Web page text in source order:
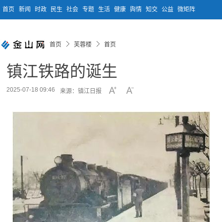
首页 新闻 时政 民生 社会 专题 生活 健康 舆情 知交 公益 微矩阵
首页 芙蓉楼 首页
镇江铁路的诞生
2025-07-18 09:46 来源：镇江日报